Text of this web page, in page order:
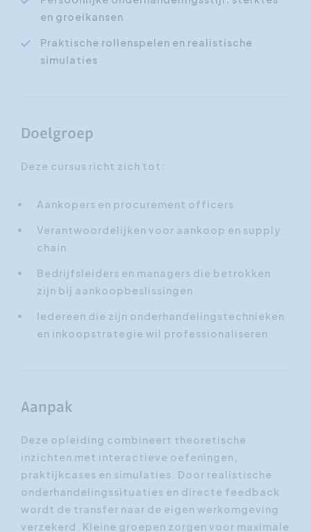
en groeikansen
Praktische rollenspelen en realistische
simulaties
Doelgroep
Deze cursus richt zich tot:
Aankopers en procurement officers
Verantwoordelijken voor aankoop en supply
chain
Bedrijfsleiders en managers die betrokken
zijn bij aankoopbeslissingen
Iedereen die zijn onderhandelingstechnieken
en inkoopstrategie wil professionaliseren
Aanpak
Deze opleiding combineert theoretische
inzichten met interactieve oefeningen,
praktijkcases en simulaties. Door realistische
onderhandelingssituaties en directe feedback
wordt de transfer naar de eigen werkomgeving
verzekerd. Kleine groepen zorgen voor maximale